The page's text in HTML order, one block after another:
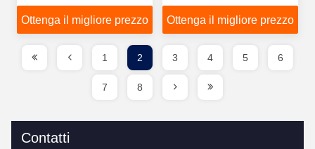
self service dell'interno
con il lettore di codici a
Ottenga il migliore prezzo
multifunzionali con il
lettore di schede
Ottenga il migliore prezzo
1 2 3 4 5 6
7 8
Contatti